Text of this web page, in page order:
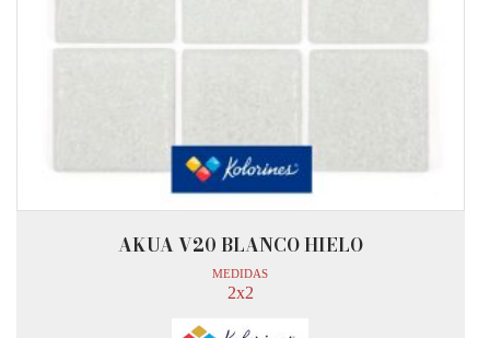
AKUA V20 BLANCO HIELO
MEDIDAS
2x2